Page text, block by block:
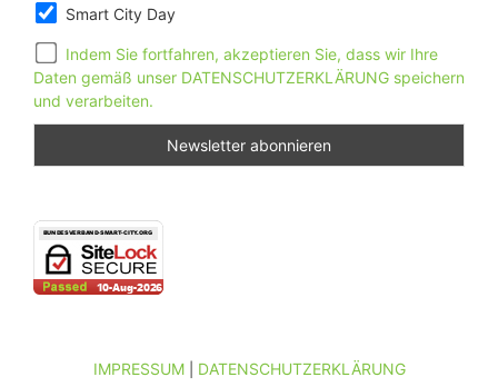
Smart City Day
Indem Sie fortfahren, akzeptieren Sie, dass wir Ihre
Daten gemäß unser DATENSCHUTZERKLÄRUNG speichern
und verarbeiten.
IMPRESSUM| DATENSCHUTZERKLÄRUNG